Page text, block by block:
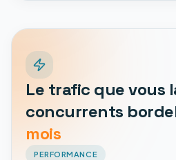
Le trafic que vous
concurrents
mois
PERFORMANCE